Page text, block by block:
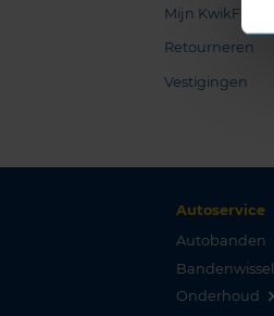
Mijn KwikFit
Retourneren
Vestigingen
Autoservice
Autobanden
Bandenwissel
Onderhoud